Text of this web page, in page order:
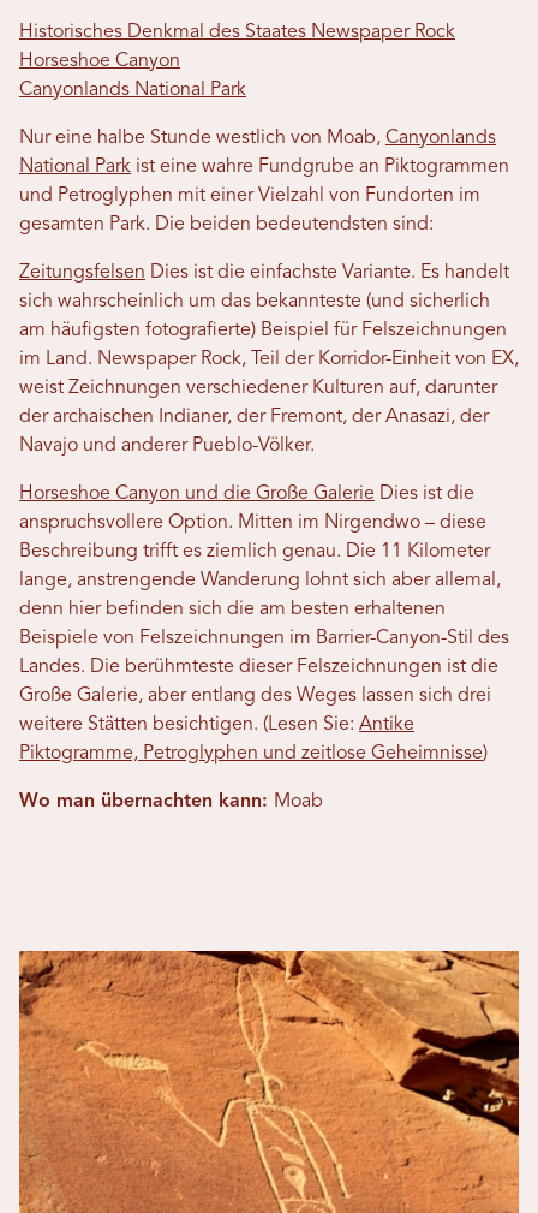
Historisches Denkmal des Staates Newspaper Rock
Horseshoe Canyon
Canyonlands National Park
Nur eine halbe Stunde westlich von Moab, Canyonlands
National Park ist eine wahre Fundgrube an Piktogrammen
und Petroglyphen mit einer Vielzahl von Fundorten im
gesamten Park. Die beiden bedeutendsten sind:
Zeitungsfelsen Dies ist die einfachste Variante. Es handelt
sich wahrscheinlich um das bekannteste (und sicherlich
am häufigsten fotografierte) Beispiel für Felszeichnungen
im Land. Newspaper Rock, Teil der Korridor-Einheit von EX,
weist Zeichnungen verschiedener Kulturen auf, darunter
der archaischen Indianer, der Fremont, der Anasazi, der
Navajo und anderer Pueblo-Völker.
Horseshoe Canyon und die Große Galerie Dies ist die
anspruchsvollere Option. Mitten im Nirgendwo – diese
Beschreibung trifft es ziemlich genau. Die 11 Kilometer
lange, anstrengende Wanderung lohnt sich aber allemal,
denn hier befinden sich die am besten erhaltenen
Beispiele von Felszeichnungen im Barrier-Canyon-Stil des
Landes. Die berühmteste dieser Felszeichnungen ist die
Große Galerie, aber entlang des Weges lassen sich drei
weitere Stätten besichtigen. (Lesen Sie: Antike
Piktogramme, Petroglyphen und zeitlose Geheimnisse)
Wo man übernachten kann: Moab